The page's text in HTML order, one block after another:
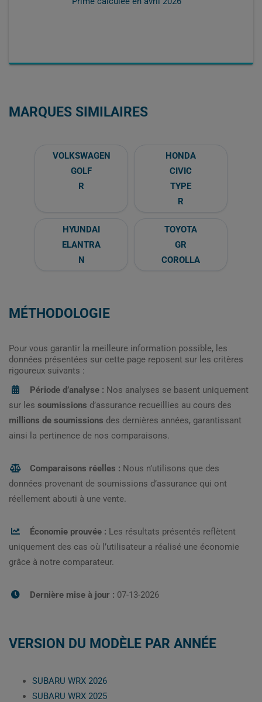
MARQUES SIMILAIRES
VOLKSWAGEN
GOLF
R
HONDA
CIVIC
TYPE
R
HYUNDAI
ELANTRA
N
TOYOTA
GR
COROLLA
MÉTHODOLOGIE
Pour vous garantir la meilleure information possible, les
données présentées sur cette page reposent sur les critères
rigoureux suivants :
Période d’analyse : Nos analyses se basent uniquement
sur les soumissions d’assurance recueillies au cours des
millions de soumissions des dernières années, garantissant
ainsi la pertinence de nos comparaisons.
Comparaisons réelles : Nous n’utilisons que des
données provenant de soumissions d’assurance qui ont
réellement abouti à une vente.
Économie prouvée : Les résultats présentés reflètent
uniquement des cas où l’utilisateur a réalisé une économie
grâce à notre comparateur.
Dernière mise à jour : 07-13-2026
VERSION DU MODÈLE PAR ANNÉE
SUBARU WRX 2026
SUBARU WRX 2025